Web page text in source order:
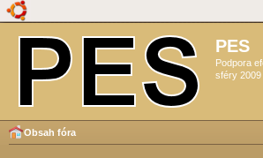
PES
Podpora
sféry 2009
Obsah fóra